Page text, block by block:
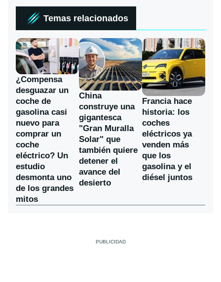
Temas relacionados
¿Compensa
desguazar un
coche de
gasolina casi
nuevo para
comprar un
coche
eléctrico? Un
estudio
desmonta uno
de los grandes
mitos
China
construye una
gigantesca
"Gran Muralla
Solar" que
también quiere
detener el
avance del
desierto
Francia hace
historia: los
coches
eléctricos ya
venden más
que los
gasolina y el
diésel juntos